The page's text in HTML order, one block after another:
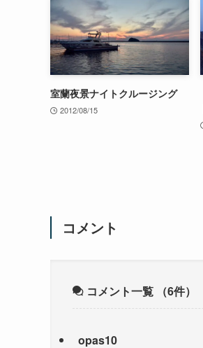
室蘭夜景ナイトクルージング
2012/08/15
コメント
コメント一覧 （6件）
opas10